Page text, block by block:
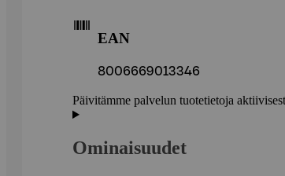
EAN
8006669013346
Päivitämme palvelun tuotetietoja
Ominaisuudet